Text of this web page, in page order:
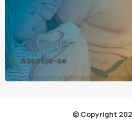
Associe-se
© Copyright